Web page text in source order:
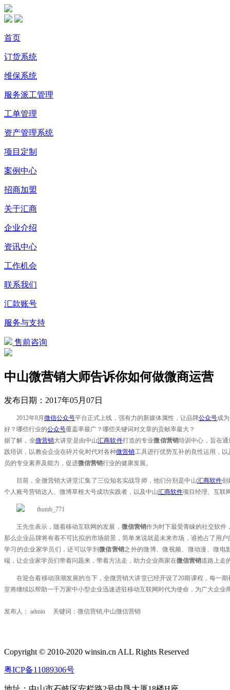
首页
订货系统
维保系统
服务派工管理
工单管理
资产管理系统
项目定制
案例中心
招商加盟
关于汇商
企业介绍
资讯中心
工作机会
联系我们
汇款账号
服务与支持
售前咨询
中山微营销大师告诉你如何做微商运营
发布日期： 2017年05月07日
2012年8月微信公众号平台正式上线，强有力的新媒体属性，让品牌公众号成
好？哪些行业的公众号覆盖率最广？哪些关键词对文章的贡献率最大？
据了解，全微营销大讲堂是由中山汇商软件打造的专业微信营销培训中心，旨在通
践培训，以教会企业在碎片化时代对各种微营销工具进行优势互补的良性运用，以
员的专业素养及能力，促进微信营销行业的健康发展。
目前，全微营销大讲堂汇集了三位知名实战导师，他们分别是中山汇商软件创
个人账号营销达人、微博草根大号成功实践者，以及中山汇商软件项目经理、互联
王先生表示，随着移动互联网的发展， 微信营销作为时下最受青睐的社交软件
那么企业品牌将有着不可比拟的市场前景，简单来说就是未来市场，谁抢占了用
学习的企业家学员们，还可以学到微信营销之外的微博、微视频、微动漫、微电
端，让企业家学员们带着问题来，带着方法走，助力企业商家在微信营销道路上走
在迎合着移动浪潮发展的当下，全微营销大讲堂已经开设了20期课程，每一
堂将继续以帮助一千万家中小型企业迅速进驻移动互联网时代为使命，为广大企业
发布人： admin 关键词： 微信营销,中山微信营销
Copyright © 2010-2020 winsin.cn ALL Rights Reserved
粤ICP备11089306号